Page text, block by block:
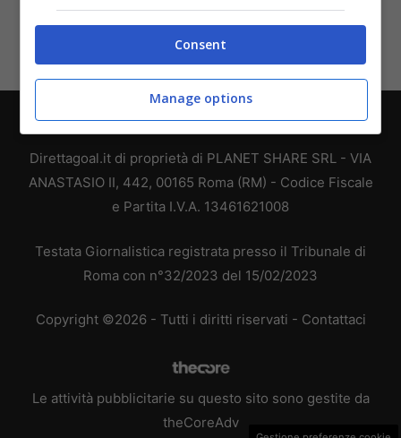
Chi siamo-Redazione-Privacy Policy-Disclaimer
Direttagoal.it di proprietà di PLANET SHARE SRL - VIA
ANASTASIO II, 442, 00165 Roma (RM) - Codice Fiscale
e Partita I.V.A. 13461621008
Testata Giornalistica registrata presso il Tribunale di
Roma con n°32/2023 del 15/02/2023
Copyright ©2026 - Tutti i diritti riservati - Contattaci
Le attività pubblicitarie su questo sito sono gestite da
theCoreAdv
Consent
Manage options